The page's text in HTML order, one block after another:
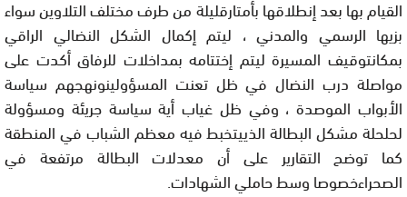
القيام بها بعد إنطلاقها بأمتارقليلة من طرف مختلف التلاوين سواء
بزيها الرسمي والمدني ، ليتم إكمال الشكل النضالي الراقي
بمكانتوقيف المسيرة ليتم إختتامه بمداخلات للرفاق أكدت على
مواصلة درب النضال في ظل تعنت المسؤولينونهجهم سياسة
الأبواب الموصدة ، وفي ظل غياب أية سياسة جريئة ومسؤولة
لحلحلة مشكل البطالة الذييتخبط فيه معظم الشباب في المنطقة
كما توضح التقارير على أن معدلات البطالة مرتفعة في
الصحراءخصوصا وسط حاملي الشهادات.